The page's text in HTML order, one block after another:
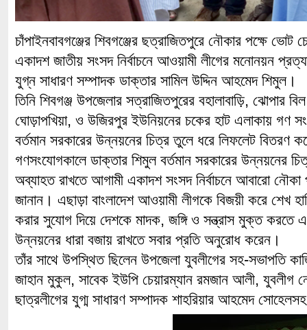
চাঁপাইনবাবগঞ্জের শিবগঞ্জের ছত্রাজিতপুরে নৌকার পক্ষে
একাদশ জাতীয় সংসদ নির্বাচনে আওয়ামী লীগের মনোনয়ন
যুগ্ন সাধারণ সম্পাদক ডাক্তার সামিল উদ্দিন আহমেদ শিমুল।
তিনি শিবগঞ্জ উপজেলার সত্রাজিতপুরের বহালাবাড়ি, ঝোপার
ঘোড়াপখিয়া, ও উজিরপুর ইউনিয়নের চকের হাট এলাকায় গণ
বর্তমান সরকারের উন্নয়নের চিত্র তুলে ধরে লিফলেট বিতরণ
গণসংযোগকালে ডাক্তার শিমুল বর্তমান সরকারের উন্নয়নের
অব্যাহত রাখতে আগামী একাদশ সংসদ নির্বাচনে আবারো
জানান। এছাড়া বাংলাদেশ আওয়ামী লীগকে বিজয়ী করে শেখ
করার সুযোগ দিয়ে দেশকে মাদক, জঙ্গি ও সন্ত্রাস মুক্ত করতে
উন্নয়নের ধারা বজায় রাখতে সবার প্রতি অনুরোধ করেন।
তাঁর সাথে উপস্থিত ছিলেন উপজেলা যুবলীগের সহ-সভাপতি
জাহান মুকুল, সাবেক ইউপি চেয়ারম্যান রমজান আলী, যুবলীগ
ছাত্রলীগের যুগ্ম সাধারণ সম্পাদক শাহরিয়ার আহমেদ